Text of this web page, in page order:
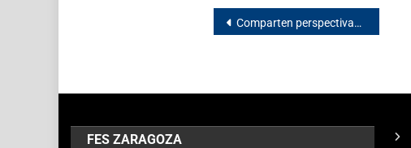
Comparten perspectivas de la transición energética en México
FES ZARAGOZA